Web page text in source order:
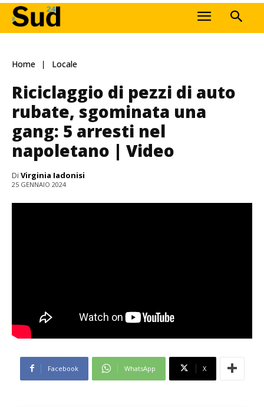
Home Locale
Riciclaggio di pezzi di auto
rubate, sgominata una
gang: 5 arresti nel
napoletano | Video
Di Virginia Iadonisi
25 GENNAIO 2024
Facebook WhatsApp X